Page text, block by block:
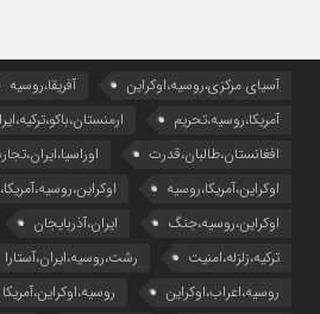
آسیای مرکزی،روسیه،اوکراین
آفریقا،روسیه
آمریکا،روسیه،تحریم
افغانستان،طالبان،قدرت
اوکراین،آمریکا،روسیه
اوکراین،روسیه،جنگ
ایران،آذربایجان
ترکیه،زلزله،امنیت
رشت،روسیه،ایران،آستارا
روسیه،اعراب،اوکراین
روسیه،اوکراین،آمریکا